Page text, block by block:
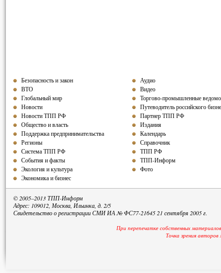
Безопасность и закон
ВТО
Глобальный мир
Новости
Новости ТПП РФ
Общество и власть
Поддержка предпринимательства
Регионы
Система ТПП РФ
События и факты
Экология и культура
Экономика и бизнес
Аудио
Видео
Торгово-промышленные
Путеводитель российского
Партнер ТППРФ
Издания
Календарь
Справочник
ТПП РФ
ТПП-Информ
Фото
© 2005–2013 ТПП-Информ
Адрес: 109012, Москва, Ильинка, д. 2/5
Свидетельство о регистрации СМИ ИА № ФС77-21645 21 сентября 2005 г.
При перепечатке собственных
Точка зрения